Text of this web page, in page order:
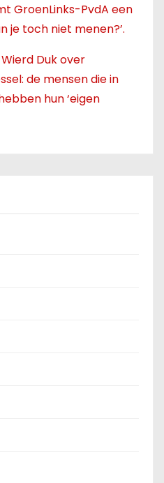
GroenLinks-PvdA een
je toch niet menen?’.
Wierd Duk over
de mensen die in
hun ‘eigen